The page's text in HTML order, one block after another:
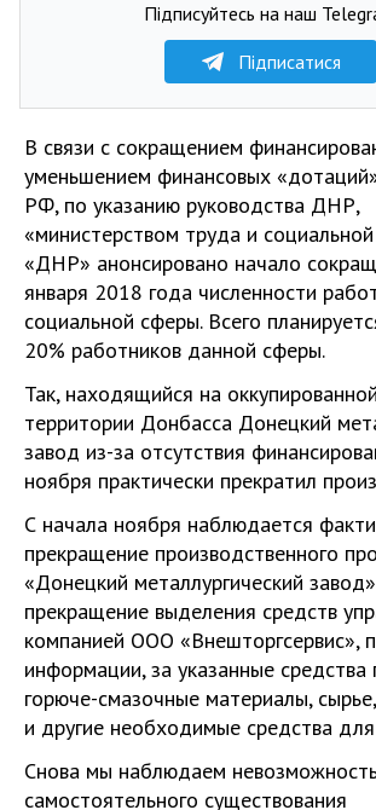
Підписуйтесь на наш
Підписатися
В связи с сокращением
уменьшением финансовых
РФ, по указанию руководства ДНР,
«министерством труда и
«ДНР» анонсировано начало
января 2018 года численности
социальной сферы. Всего
20% работников данной сферы.
Так, находящийся на
территории Донбасса Донецкий
завод из-за отсутствия
ноября практически прекратил
С начала ноября наблюдается
прекращение производственного
«Донецкий металлургический
прекращение выделения средств
компанией ООО «Внешторгсервис»,
информации, за указанные средства
горюче-смазочные материалы,
и другие необходимые средства
Снова мы наблюдаем
самостоятельного существования